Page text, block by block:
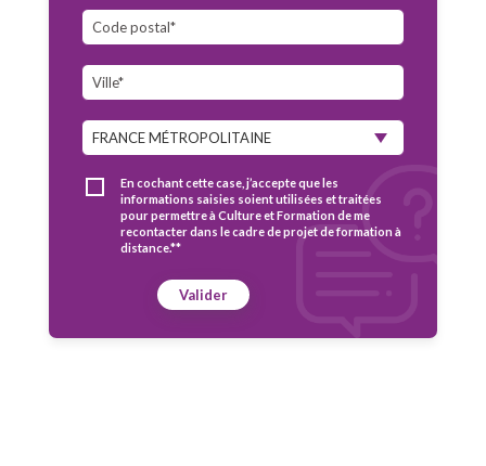
En cochant cette case, j’accepte que les
informations saisies soient utilisées et traitées
pour permettre à Culture et Formation de me
recontacter dans le cadre de projet de formation à
distance.**
Valider